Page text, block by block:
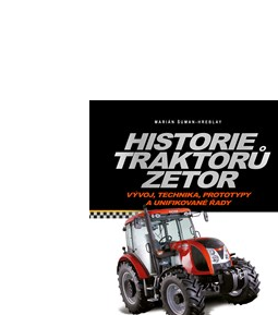
Historie traktorů Zetor
Marián Šuman-Hreblay